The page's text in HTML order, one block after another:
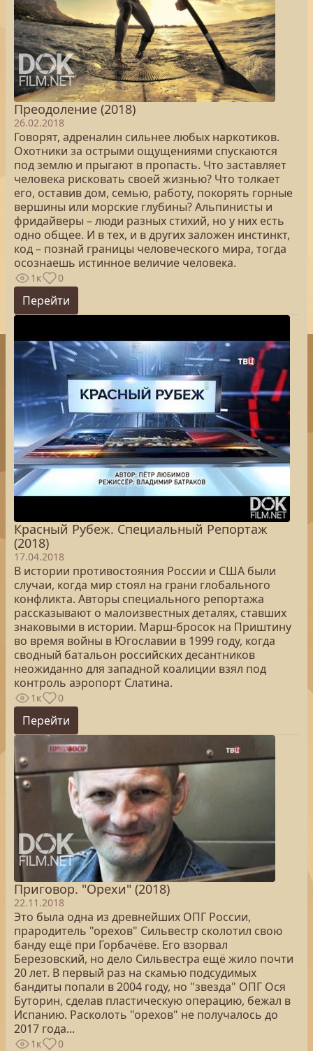
Преодоление (2018)
26.02.2018
Говорят, адреналин сильнее любых наркотиков.
Охотники за острыми ощущениями спускаются
под землю и прыгают в пропасть. Что заставляет
человека рисковать своей жизнью? Что толкает
его, оставив дом, семью, работу, покорять горные
вершины или морские глубины? Альпинисты и
фридайверы – люди разных стихий, но у них есть
одно общее. И в тех, и в других заложен инстинкт,
код – познай границы человеческого мира, тогда
осознаешь истинное величие человека.
1к 0
Перейти
Красный Рубеж. Специальный Репортаж
(2018)
17.04.2018
В истории противостояния России и США были
случаи, когда мир стоял на грани глобального
конфликта. Авторы специального репортажа
рассказывают о малоизвестных деталях, ставших
знаковыми в истории. Марш-бросок на Приштину
во время войны в Югославии в 1999 году, когда
сводный батальон российских десантников
неожиданно для западной коалиции взял под
контроль аэропорт Слатина.
1к 0
Перейти
Приговор. "Орехи" (2018)
22.11.2018
Это была одна из древнейших ОПГ России,
прародитель "орехов" Сильвестр сколотил свою
банду ещё при Горбачёве. Его взорвал
Березовский, но дело Сильвестра ещё жило почти
20 лет. В первый раз на скамью подсудимых
бандиты попали в 2004 году, но "звезда" ОПГ Ося
Буторин, сделав пластическую операцию, бежал в
Испанию. Расколоть "орехов" не получалось до
2017 года...
1к 0